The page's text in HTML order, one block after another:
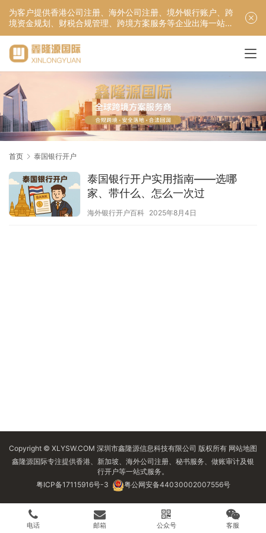
为客户提供香港公司注册、海外公司注册、境外银行账户、跨
境资金规划、财税合规管理、跨境方案服务等企业出海一站式
服务！
首页 泰国银行开户
泰国银行开户实用指南——选哪
家、带什么、怎么一次过
海外银行开户百科 2025年8月4日
Copyright © XLYSW.COM 深圳市鑫隆源信息科技有限公司 版权所有 网站地图
鑫隆源国际专注提供香港、新加坡、海外公司注册、秘书服务、做账审计及银
行开户等一站式服务。
粤ICP备17115916号-3
粤公网安备44030002007556号
电话 邮箱 公众号 客服